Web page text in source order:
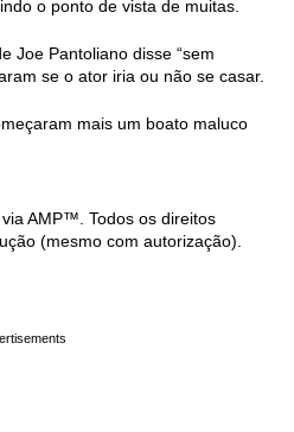
o ponto de vista de muitas.
Joe Pantoliano disse “sem
se o ator iria ou não se casar.
mais um boato maluco
AMP™. Todos os direitos
(mesmo com autorização).